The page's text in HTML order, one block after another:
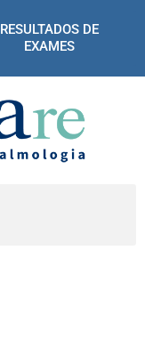
RESULTADOS DE
EXAMES